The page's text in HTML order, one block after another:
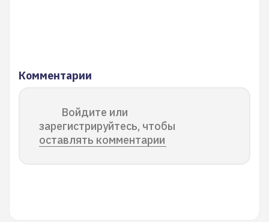
Комментарии
Войдите или
зарегистрируйтесь, чтобы
оставлять комментарии